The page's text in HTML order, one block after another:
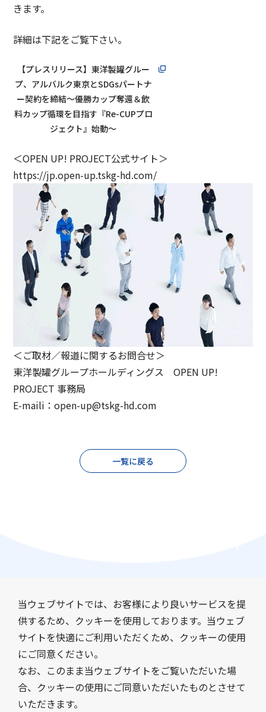
きます。
詳細は下記をご覧下さい。
【プレスリリース】東洋製罐グルー
プ、アルバルク東京とSDGsパートナ
ー契約を締結～優勝カップ奪還＆飲
料カップ循環を目指す『Re-CUPプロ
ジェクト』始動～
＜OPEN UP! PROJECT公式サイト＞
https://jp.open-up.tskg-hd.com/
＜ご取材／報道に関するお問合せ＞
東洋製罐グループホールディングス OPEN UP!
PROJECT 事務局
E-maili：open-up@tskg-hd.com
一覧に戻る
会社情報
事業紹介
サステナビリティ
採用情報
ニュース
当ウェブサイトでは、お客様により良いサービスを提
供するため、クッキーを使用しております。当ウェブ
サイトを快適にご利用いただくため、クッキーの使用
にご同意ください。
なお、このまま当ウェブサイトをご覧いただいた場
合、クッキーの使用にご同意いただいたものとさせて
いただきます。